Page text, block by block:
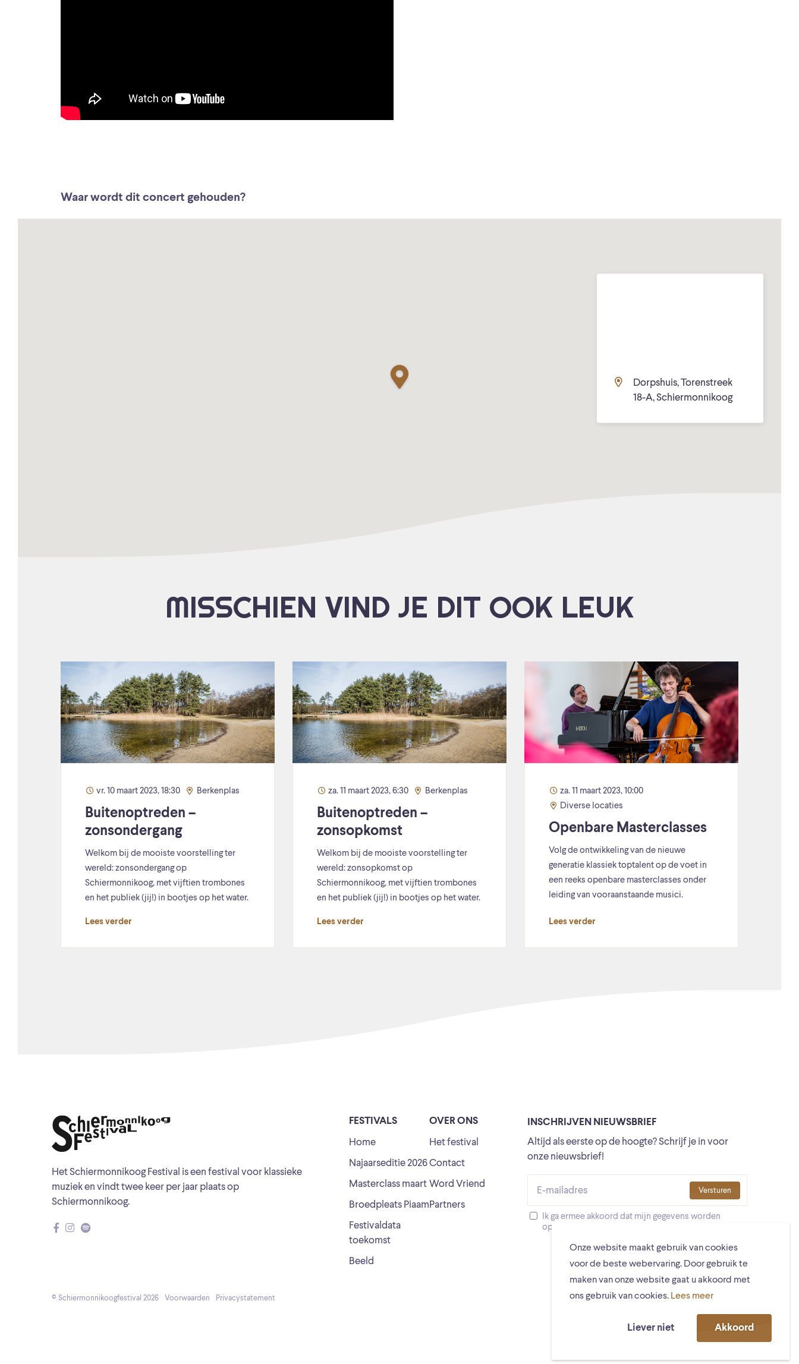
Onze website maakt gebruik van cookies
voor de beste webervaring. Door gebruik te
maken van onze website gaat u akkoord met
ons gebruik van cookies. Lees meer
Liever niet Akkoord
Waar wordt dit concert gehouden?
Dorpshuis, Torenstreek
18-A, Schiermonnikoog
MISSCHIEN VIND JE DIT OOK LEUK
vr. 10 maart 2023, 18:30 Berkenplas
Buitenoptreden –
zonsondergang
Welkom bij de mooiste voorstelling ter
wereld: zonsondergang op
Schiermonnikoog, met vijftien trombones
en het publiek (jij!) in bootjes op het water.
Lees verder
za. 11 maart 2023, 6:30 Berkenplas
Buitenoptreden –
zonsopkomst
Welkom bij de mooiste voorstelling ter
wereld: zonsopkomst op
Schiermonnikoog, met vijftien trombones
en het publiek (jij!) in bootjes op het water.
Lees verder
za. 11 maart 2023, 10:00
Diverse locaties
Openbare Masterclasses
Volg de ontwikkeling van de nieuwe
generatie klassiek toptalent op de voet in
een reeks openbare masterclasses onder
leiding van vooraanstaande musici.
Lees verder
Het Schiermonnikoog Festival is een festival voor klassieke
muziek en vindt twee keer per jaar plaats op
Schiermonnikoog.
FESTIVALS
Home
Najaarseditie 2026
Masterclass maart
Broedpleats Piaam
Festivaldata
toekomst
Beeld
OVER ONS
Het festival
Contact
Word Vriend
Partners
INSCHRIJVEN NIEUWSBRIEF
Altijd als eerste op de hoogte? Schrijf je in voor
onze nieuwsbrief!
Ik ga ermee akkoord dat mijn gegevens worden
opgeslagen
Versturen
© Schiermonnikoogfestival 2026 Voorwaarden Privacystatement